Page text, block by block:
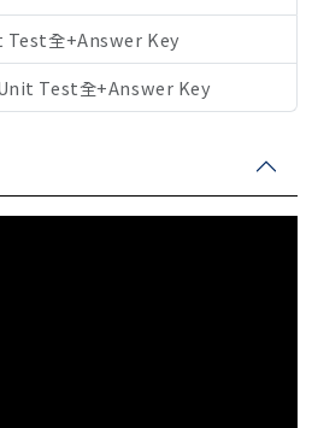
全+Answer Key
Test全+Answer Key